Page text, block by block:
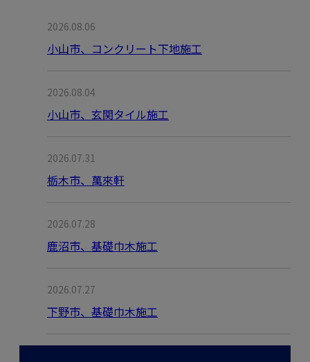
2026.08.06
小山市、コンクリート下地施工
2026.08.04
小山市、玄関タイル施工
2026.07.31
栃木市、萬來軒
2026.07.28
鹿沼市、基礎巾木施工
2026.07.27
下野市、基礎巾木施工